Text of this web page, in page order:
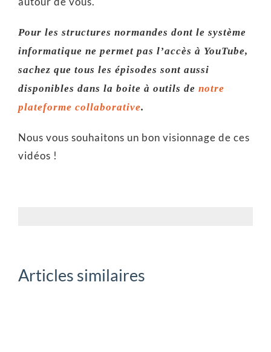
Pour les structures normandes dont le système
informatique ne permet pas l’accès à YouTube,
sachez que tous les épisodes sont aussi
disponibles dans la boite à outils de notre
plateforme collaborative.
Nous vous souhaitons un bon visionnage de ces
vidéos !
Articles similaires